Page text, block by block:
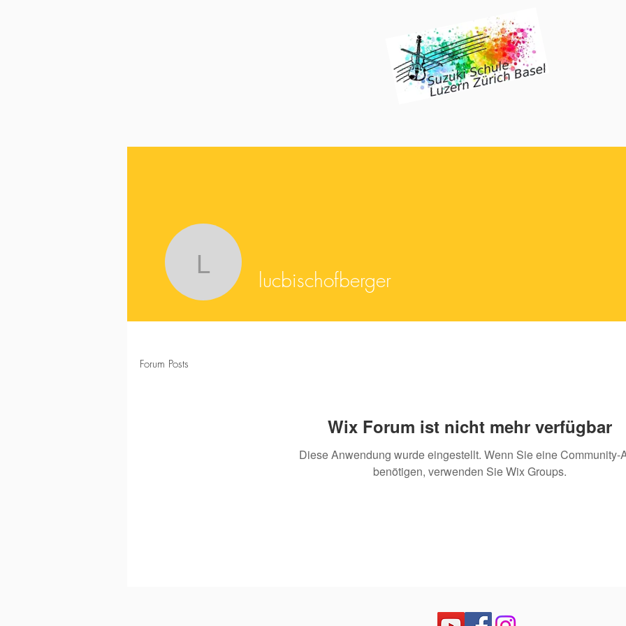
Wix Forum ist nicht mehr verfügbar
Diese Anwendung wurde eingestellt. Wenn Sie eine Community-
benötigen, verwenden Sie Wix Groups.
lucbischofberger
lucbischofberger
Forum Posts